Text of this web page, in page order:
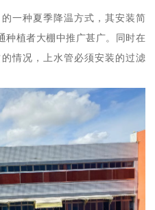
一种夏季降温方式，其安装简
种植者大棚中推广甚广。同时在
情况，上水管必须安装的过滤